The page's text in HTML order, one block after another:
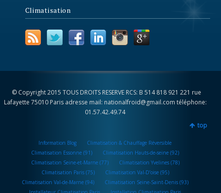
Climatisation
© Copyright 2015 TOUS DROITS RESERVE RCS: B 514 818 921 221 rue
Lafayette 75010 Paris adresse mail: nationalfroid@gmail.com téléphone:
01.57.42.49.74
top
Information Blog
Climatisation & Chauffage Réversible
Climatisation Essonne (91)
Climatisation Hauts-de-seine (92)
Climatisation Seine-et-Marne (77)
Climatisation Yvelines (78)
Climatisation Paris (75)
Climatisation Val-D’oise (95)
Climatisation Val-de-Marne (94)
Climatisation Seine-Saint-Denis (93)